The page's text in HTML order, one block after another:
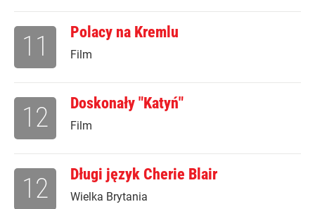
Polacy na Kremlu
Film
11
Doskonały "Katyń"
Film
12
Długi język Cherie Blair
Wielka Brytania
12